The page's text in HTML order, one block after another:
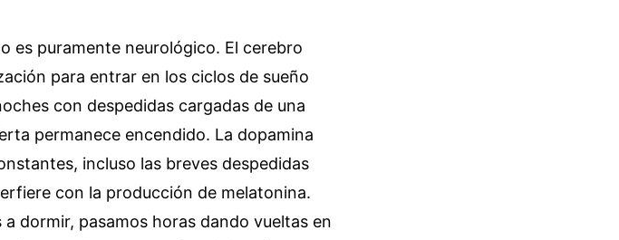
es puramente neurológico. El cerebro
para entrar en los ciclos de sueño
con despedidas cargadas de una
permanece encendido. La dopamina
incluso las breves despedidas
con la producción de melatonina.
dormir, pasamos horas dando vueltas en